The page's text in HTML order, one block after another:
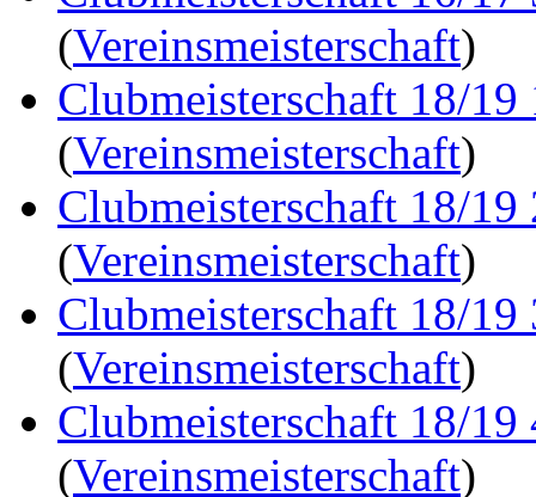
(Vereinsmeisterschaft)
Clubmeisterschaft 18/19
(Vereinsmeisterschaft)
Clubmeisterschaft 18/19
(Vereinsmeisterschaft)
Clubmeisterschaft 18/19
(Vereinsmeisterschaft)
Clubmeisterschaft 18/19
(Vereinsmeisterschaft)